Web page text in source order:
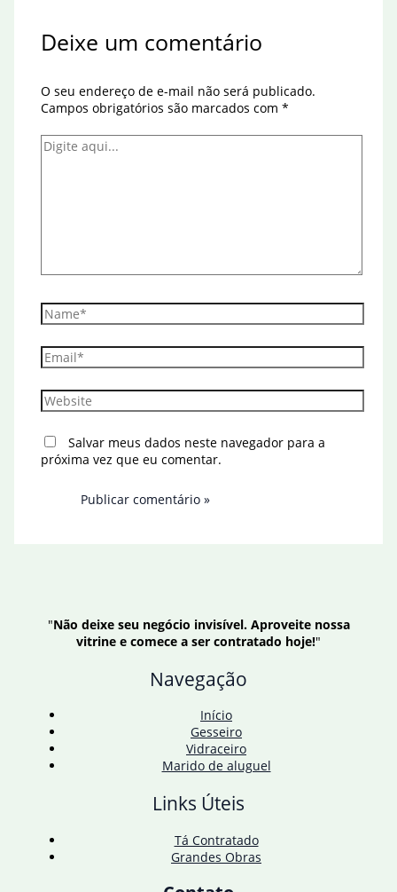
Deixe um comentário
O seu endereço de e-mail não será publicado.
Campos obrigatórios são marcados com *
Digite
aqui...
Name*
Email*
Website
Salvar meus dados neste navegador para a
próxima vez que eu comentar.
"Não deixe seu negócio invisível. Aproveite nossa
vitrine e comece a ser contratado hoje!"
Navegação
Início
Gesseiro
Vidraceiro
Marido de aluguel
Links Úteis
Tá Contratado
Grandes Obras